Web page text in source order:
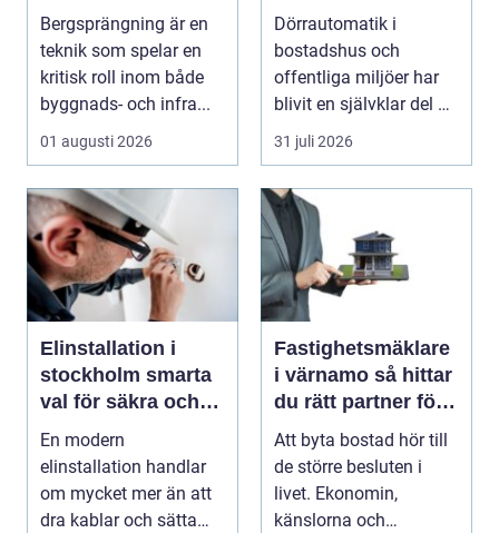
byggprojekt
Bergsprängning är en
teknik som spelar en
kritisk roll inom både
byggnads- och infra...
01 augusti 2026
smidigare och mer
tillgängliga entréer
Dörrautomatik i
bostadshus och
offentliga miljöer har
blivit en självklar del av
en modern fastighet...
31 juli 2026
Elinstallation i
stockholm smarta
val för säkra och
energieffektiva
fastigheter
En modern
elinstallation handlar
om mycket mer än att
dra kablar och sätta
Fastighetsmäklare
i värnamo så hittar
du rätt partner för
din bostadsaffär
Att byta bostad hör till
de större besluten i
livet. Ekonomin,
känslorna och